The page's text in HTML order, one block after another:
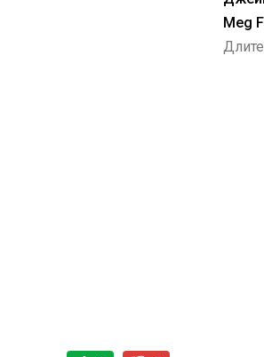
Meg